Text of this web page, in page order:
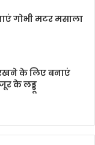
गोभी मटर मसाला
रखने के लिए बनाएं
के लड्डू